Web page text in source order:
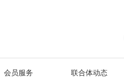
会员服务 联合体动态